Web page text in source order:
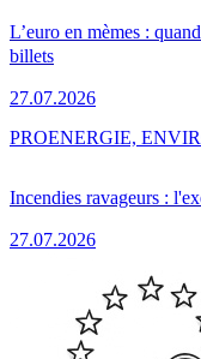
L’euro en mèmes :
billets
27.07.2026
Incendies ravageurs :
27.07.2026
PROENERGIE,